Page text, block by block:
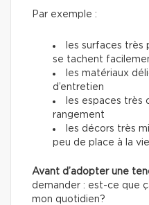
Par exemple :
les surfaces très
se tachent
les matériaux
d’entretien
les espaces très
rangement
les décors très
peu de place à la
Avant d’adopter une
demander : est-ce que
mon quotidien?